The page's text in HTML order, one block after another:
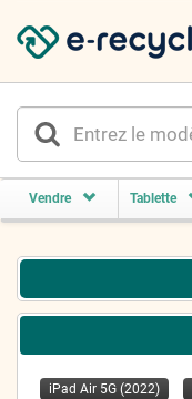
Vendre Tablette
iPad Air 5G (2022)